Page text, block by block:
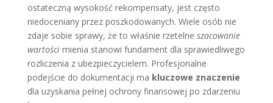
ostateczną wysokość rekompensaty, jest często
niedoceniany przez poszkodowanych. Wiele osób nie
zdaje sobie sprawy, że to właśnie rzetelne szacowanie
wartościmienia stanowi fundament dla sprawiedliwego
rozliczenia z ubezpieczycielem. Profesjonalne
podejście do dokumentacji ma kluczowe znaczenie
dla uzyskania pełnej ochrony finansowej po zdarzeniu